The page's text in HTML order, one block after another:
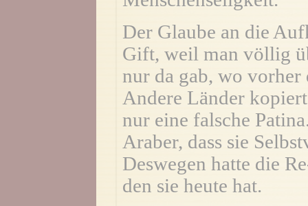
Der Glaube an die
Gift, weil man völlig
nur da gab, wo
Andere Länder
nur eine falsche
Araber, dass sie
Deswegen hatte die
den sie heute hat.